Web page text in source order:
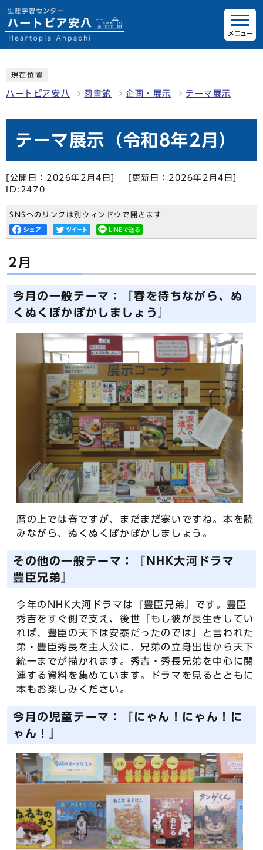
メニュー
現在位置
ハートピア安八 図書館 企画・展示 テーマ展示
テーマ展示（令和8年2月）
[公開日：2026年2月4日]
[更新日：2026年2月4日]
ID:2470
SNSへのリンクは別ウィンドウで開きます
2月
今月の一般テーマ：『春を待ちながら、ぬ
くぬくぽかぽかしましょう』
暦の上では春ですが、まだまだ寒いですね。本を読
みながら、ぬくぬくぽかぽかしましょう。
その他の一般テーマ：『NHK大河ドラマ
豊臣兄弟』
今年のNHK大河ドラマは『豊臣兄弟』です。豊臣
秀吉をすぐ側で支え、後世「もし彼が長生きしてい
れば、豊臣の天下は安泰だったのでは」と言われた
弟・豊臣秀長を主人公に、兄弟の立身出世から天下
統一までが描かれます。秀吉・秀長兄弟を中心に関
連する資料を集めています。ドラマを見るとともに
本もお楽しみください。
今月の児童テーマ：『にゃん！にゃん！に
ゃん！』